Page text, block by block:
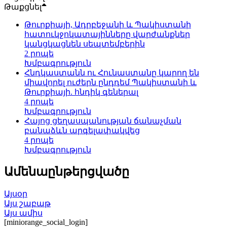
Թաքցնել
Թուրքիայի, Ադրբեջանի և Պակիստանի
հատուկջոկատայինները վարժանքներ
կանցկացնեն սեպտեմբերին
2 րոպե
Խմբագրություն
Հնդկաստանն ու Հունաստանը կարող են
միավորել ուժերն ընդդեմ Պակիստանի և
Թուրքիայի. հնդիկ գեներալ
4 րոպե
Խմբագրություն
Հայոց ցեղասպանության ճանաչման
բանաձևն արգելափակվեց
4 րոպե
Խմբագրություն
Ամենաընթերցվածը
Այսօր
Այս շաբաթ
Այս ամիս
[miniorange_social_login]